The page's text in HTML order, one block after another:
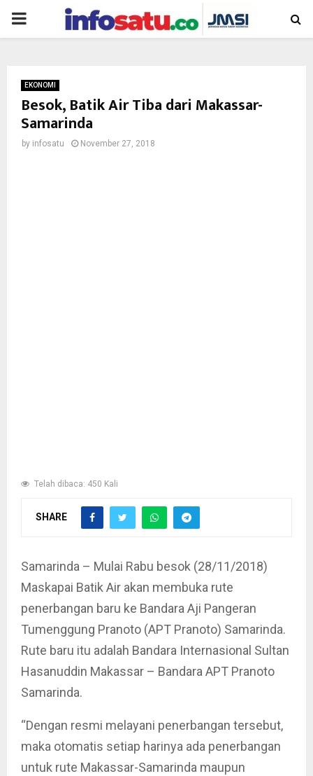
PRIMARY
EKONOMI
Besok, Batik Air Tiba dari Makassar-
Samarinda
by infosatu November 27, 2018
Telah dibaca: 450 Kali
SHARE
Samarinda – Mulai Rabu besok (28/11/2018)
Maskapai Batik Air akan membuka rute
penerbangan baru ke Bandara Aji Pangeran
Tumenggung Pranoto (APT Pranoto) Samarinda.
Rute baru itu adalah Bandara Internasional Sultan
Hasanuddin Makassar – Bandara APT Pranoto
Samarinda.
“Dengan resmi melayani penerbangan tersebut,
maka otomatis setiap harinya ada penerbangan
untuk rute Makassar-Samarinda maupun